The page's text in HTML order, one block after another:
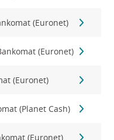
(Euronet)
(Euronet)
(Euronet)
(Planet Cash)
(Euronet)